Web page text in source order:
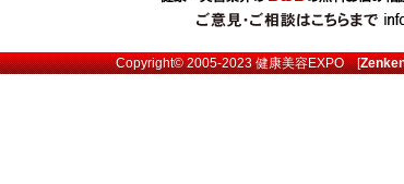
Copyright© 2005-2023健康美容EXPO[